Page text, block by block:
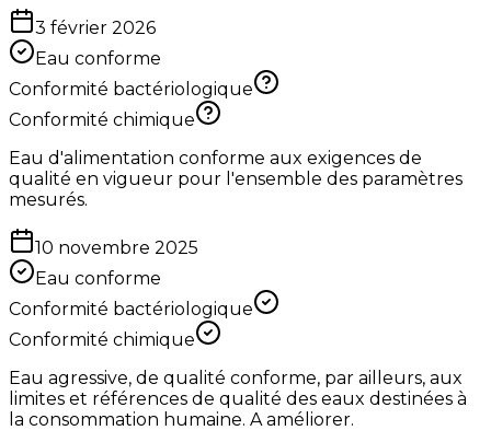
3 février 2026
Eau conforme
Conformité bactériologique
Conformité chimique
Eau d'alimentation conforme aux exigences de
qualité en vigueur pour l'ensemble des paramètres
mesurés.
10 novembre 2025
Eau conforme
Conformité bactériologique
Conformité chimique
Eau agressive, de qualité conforme, par ailleurs, aux
limites et références de qualité des eaux destinées à
la consommation humaine. A améliorer.